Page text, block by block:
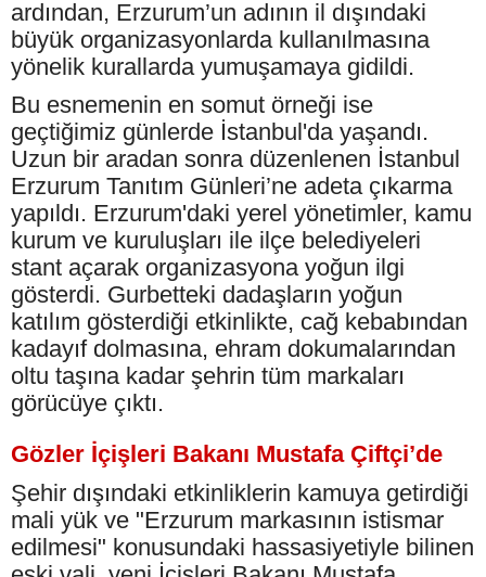
ardından, Erzurum’un adının il dışındaki
büyük organizasyonlarda kullanılmasına
yönelik kurallarda yumuşamaya gidildi.
Bu esnemenin en somut örneği ise
geçtiğimiz günlerde İstanbul'da yaşandı.
Uzun bir aradan sonra düzenlenen İstanbul
Erzurum Tanıtım Günleri’ne adeta çıkarma
yapıldı. Erzurum'daki yerel yönetimler, kamu
kurum ve kuruluşları ile ilçe belediyeleri
stant açarak organizasyona yoğun ilgi
gösterdi. Gurbetteki dadaşların yoğun
katılım gösterdiği etkinlikte, cağ kebabından
kadayıf dolmasına, ehram dokumalarından
oltu taşına kadar şehrin tüm markaları
görücüye çıktı.
Gözler İçişleri Bakanı Mustafa Çiftçi’de
Şehir dışındaki etkinliklerin kamuya getirdiği
mali yük ve "Erzurum markasının istismar
edilmesi" konusundaki hassasiyetiyle bilinen